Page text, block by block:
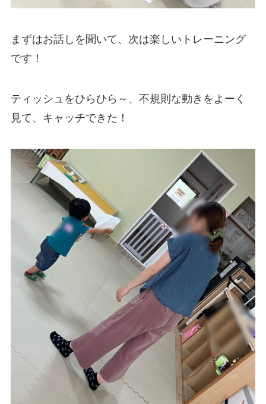
まずはお話しを聞いて、次は楽しいトレーニング
です！
ティッシュをひらひら～、不規則な動きをよーく
見て、キャッチできた！